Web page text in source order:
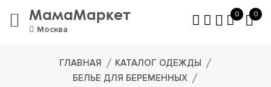
МамаМаркет
Москва
0 0
ГЛАВНАЯ
КАТАЛОГ ОДЕЖДЫ
БЕЛЬЕ ДЛЯ БЕРЕМЕННЫХ